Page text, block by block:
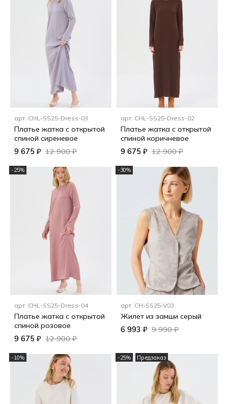
арт. CHL-SS25-Dress-03
Платье жатка с открытой
спиной сиреневое
9 675 ₽ 12 900 ₽
арт. CHL-SS25-Dress-02
Платье жатка с открытой
спиной коричневое
9 675 ₽ 12 900 ₽
-25%
арт. CHL-SS25-Dress-04
Платье жатка с открытой
спиной розовое
9 675 ₽ 12 900 ₽
-30%
арт. CH-SS25-V03
Жилет из замши серый
6 993 ₽ 9 990 ₽
-10% -25% Предзаказ